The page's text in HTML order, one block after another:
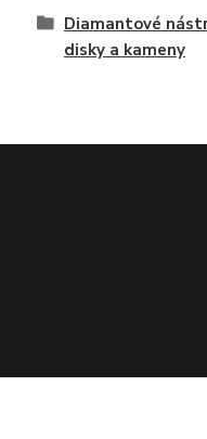
Diamantové
disky a kameny